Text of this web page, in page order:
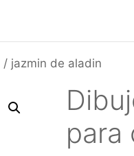
/ jazmin de aladin
para